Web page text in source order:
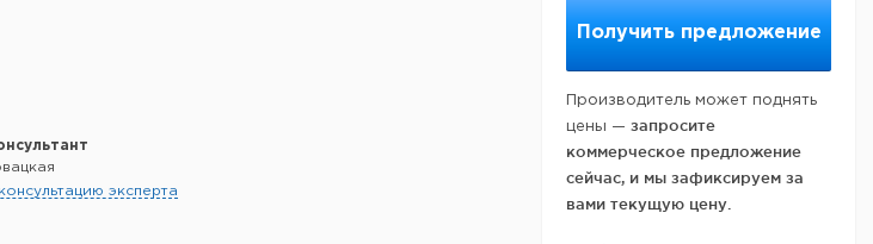
Получить предложение
Производитель может поднять
цены — запросите
коммерческое предложение
сейчас, и мы зафиксируем за
вами текущую цену.
эксперта